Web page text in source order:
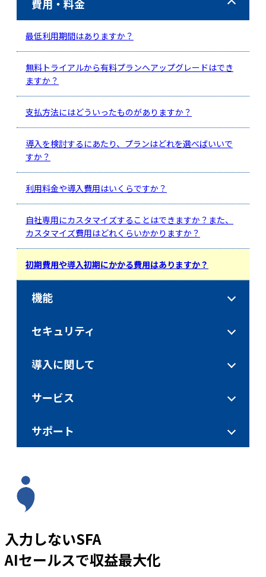
費用・料金
最低利用期間はありますか？
無料トライアルから有料プランへアップグレードはでき
ますか？
支払方法にはどういったものがありますか？
導入を検討するにあたり、プランはどれを選べばいいで
すか？
利用料金や導入費用はいくらですか？
自社専用にカスタマイズすることはできますか？また、
カスタマイズ費用はどれくらいかかりますか？
初期費用や導入初期にかかる費用はありますか？
機能
セキュリティ
導入に関して
サービス
サポート
入力しないSFA
AIセールスで収益最大化